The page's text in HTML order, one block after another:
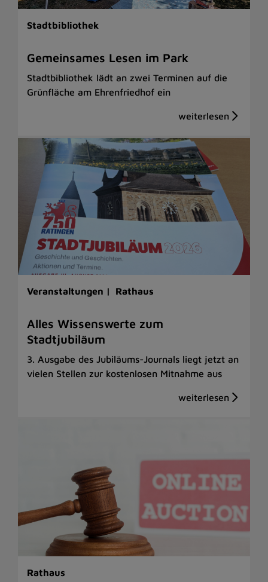
Stadtbibliothek
Gemeinsames Lesen im Park
Stadtbibliothek lädt an zwei Terminen auf die
Grünfläche am Ehrenfriedhof ein
Veranstaltungen | Rathaus
Alles Wissenswerte zum
Stadtjubiläum
3. Ausgabe des Jubiläums-Journals liegt jetzt an
vielen Stellen zur kostenlosen Mitnahme aus
Rathaus